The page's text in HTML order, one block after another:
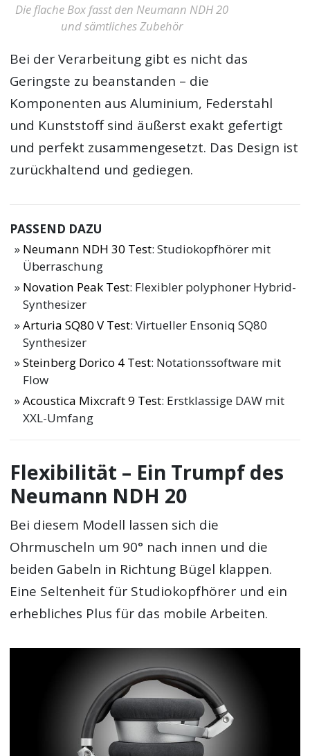
Die flache Box fasst den Neumann NDH 20
und sämtliches Zubehör
Bei der Verarbeitung gibt es nicht das
Geringste zu beanstanden – die
Komponenten aus Aluminium, Federstahl
und Kunststoff sind äußerst exakt gefertigt
und perfekt zusammengesetzt. Das Design ist
zurückhaltend und gediegen.
PASSEND DAZU
Neumann NDH 30 Test: Studiokopfhörer mit
Überraschung
Novation Peak Test: Flexibler polyphoner Hybrid-
Synthesizer
Arturia SQ80 V Test: Virtueller Ensoniq SQ80
Synthesizer
Steinberg Dorico 4 Test: Notationssoftware mit
Flow
Acoustica Mixcraft 9 Test: Erstklassige DAW mit
XXL-Umfang
Flexibilität – Ein Trumpf des
Neumann NDH 20
Bei diesem Modell lassen sich die
Ohrmuscheln um 90° nach innen und die
beiden Gabeln in Richtung Bügel klappen.
Eine Seltenheit für Studiokopfhörer und ein
erhebliches Plus für das mobile Arbeiten.